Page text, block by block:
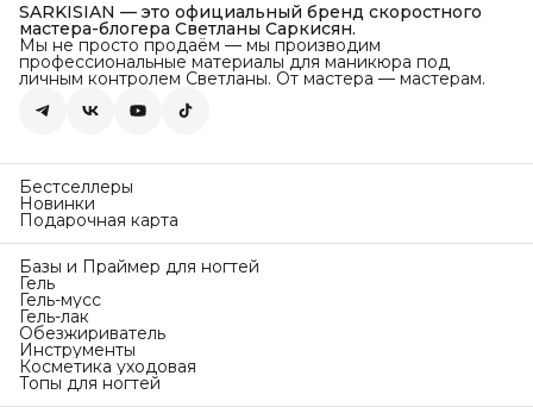
SARKISIAN — это официальный бренд скоростного
мастера-блогера Светланы Саркисян.
Мы не просто продаём — мы производим
профессиональные материалы для маникюра под
личным контролем Светланы. От мастера — мастерам.
Бестселлеры
Новинки
Подарочная карта
Базы и Праймер для ногтей
Гель
Гель-мусс
Гель-лак
Обезжириватель
Инструменты
Косметика уходовая
Топы для ногтей